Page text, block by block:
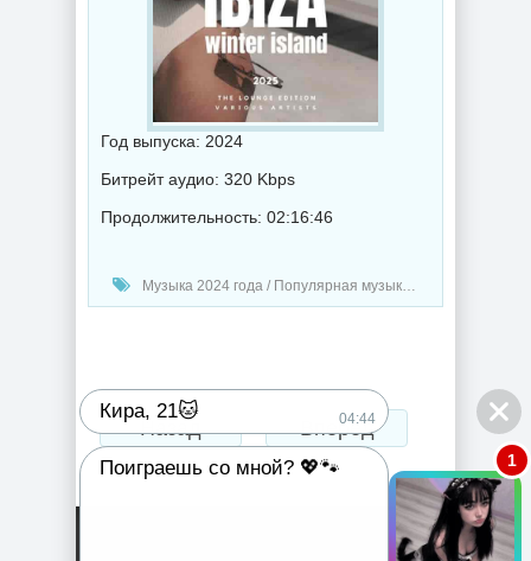
Год выпуска: 2024
Битрейт аудио: 320 Kbps
Продолжительность: 02:16:46
Музыка 2024 года / Популярная музыка / Музыка VA / Chillout music
Назад Вперед
Кира, 21🐱 04:44
Поиграешь со мной? 💖🐾 1